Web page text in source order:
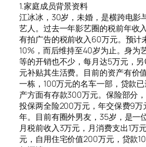
1.家庭成员背景资料
江冰冰，30岁，未婚，是横跨电影
艺人。过去一年影艺圈的税前年收
有拍广告的税前收入60万元。预计
10%，而后维持至40岁为止。身为
等的开销也不少，每月达5万元，
元补贴其生活费。目前的资产有价
一栋，100万元的名车一部，贷款
产方面有存款300万元。保险部分
投保两全险200万元，年交保费9万
年。目前有圈外男友，35岁，是一
月税前收入3万元，月消费支出1万
元，自用住宅价值200万元，贷款